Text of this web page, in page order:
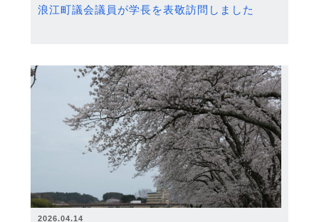
浪江町議会議員が学長を表敬訪問しました
2026.04.14